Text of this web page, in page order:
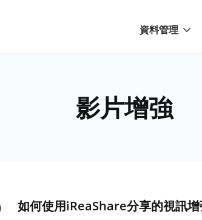
資料管理
影片增強
如何使用iReaShare分享的視訊